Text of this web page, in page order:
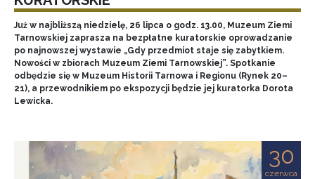
Już w najbliższą niedzielę, 26 lipca o godz. 13.00, Muzeum Ziemi
Tarnowskiej zaprasza na bezpłatne kuratorskie oprowadzanie
po najnowszej wystawie „Gdy przedmiot staje się zabytkiem.
Nowości w zbiorach Muzeum Ziemi Tarnowskiej”. Spotkanie
odbędzie się w Muzeum Historii Tarnowa i Regionu (Rynek 20–
21), a przewodnikiem po ekspozycji będzie jej kuratorka Dorota
Lewicka.
30
czerwca